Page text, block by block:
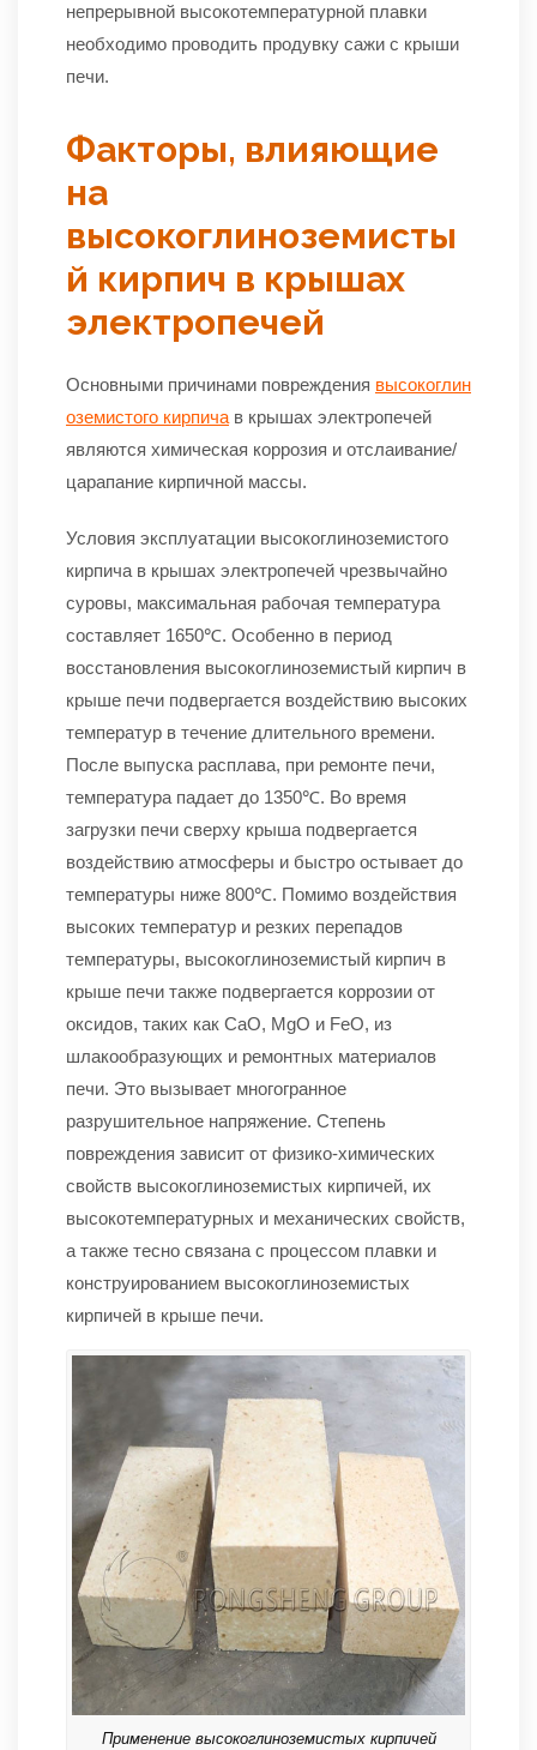
непрерывной высокотемпературной плавки
необходимо проводить продувку сажи с крыши
печи.
Факторы, влияющие
на
высокоглиноземисты
й кирпич в крышах
электропечей
Основными причинами повреждения высокоглин
оземистого кирпичав крышах электропечей
являются химическая коррозия и отслаивание/
царапание кирпичной массы.
Условия эксплуатации высокоглиноземистого
кирпича в крышах электропечей чрезвычайно
суровы, максимальная рабочая температура
составляет 1650℃. Особенно в период
восстановления высокоглиноземистый кирпич в
крыше печи подвергается воздействию высоких
температур в течение длительного времени.
После выпуска расплава, при ремонте печи,
температура падает до 1350℃. Во время
загрузки печи сверху крыша подвергается
воздействию атмосферы и быстро остывает до
температуры ниже 800℃. Помимо воздействия
высоких температур и резких перепадов
температуры, высокоглиноземистый кирпич в
крыше печи также подвергается коррозии от
оксидов, таких как CaO, MgO и FeO, из
шлакообразующих и ремонтных материалов
печи. Это вызывает многогранное
разрушительное напряжение. Степень
повреждения зависит от физико-химических
свойств высокоглиноземистых кирпичей, их
высокотемпературных и механических свойств,
а также тесно связана с процессом плавки и
конструированием высокоглиноземистых
кирпичей в крыше печи.
Применение высокоглиноземистых кирпичей